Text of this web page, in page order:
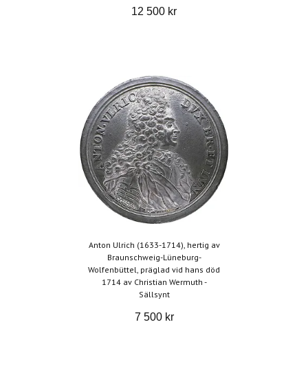
12 500 kr
Anton Ulrich (1633-1714), hertig av
Braunschweig-Lüneburg-
Wolfenbüttel, präglad vid hans död
1714 av Christian Wermuth -
Sällsynt
7 500 kr